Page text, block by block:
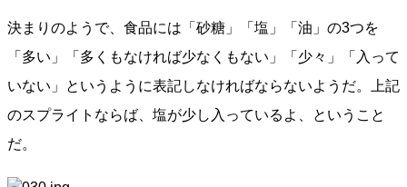
決まりのようで、食品には「砂糖」「塩」「油」の3つを
「多い」「多くもなければ少なくもない」「少々」「入って
いない」というように表記しなければならないようだ。上記
のスプライトならば、塩が少し入っているよ、ということ
だ。